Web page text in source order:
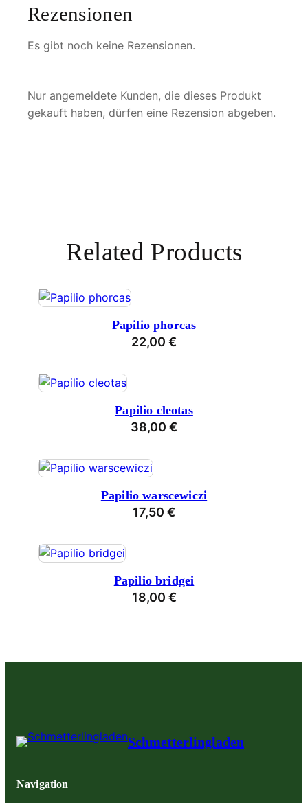
Rezensionen
Es gibt noch keine Rezensionen.
Nur angemeldete Kunden, die dieses Produkt
gekauft haben, dürfen eine Rezension abgeben.
Related Products
Papilio phorcas
22,00 €
Papilio cleotas
38,00 €
Papilio warscewiczi
17,50 €
Papilio bridgei
18,00 €
Schmetterlingladen
Navigation